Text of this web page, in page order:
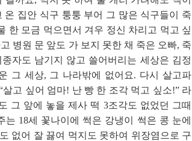
온 집안 식구 퉁퉁 부어 그 많은 식구들이 죽
한 모금 먹으면서 겨우 정신 차리고 먹고 싶
병원 문 앞도 가 보지 못한 채 죽은 오빠, 죽
자도 남기지 않고 쓸어버리는 세상은 김정
그 세상, 그 나라밖에 없어요. 다시 살고파
살고 싶어 엄마! 난 빵 한 조각 먹고 싶소!” 라
그 앞에 놓을 제사 떡 3조각도 없었던 그때
는 18세 꽃나이에 썩은 강냉이 썩은 콩 눈에
없어 잘 끓여 먹지도 못하여 위장염으로 구